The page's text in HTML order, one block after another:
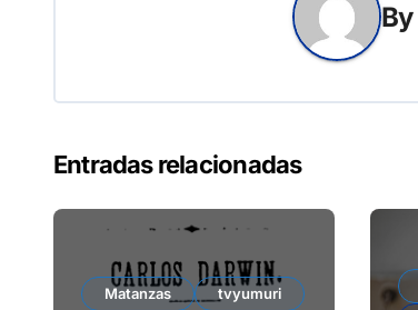
By
Entradas relacionadas
Matanzas tvyumuri